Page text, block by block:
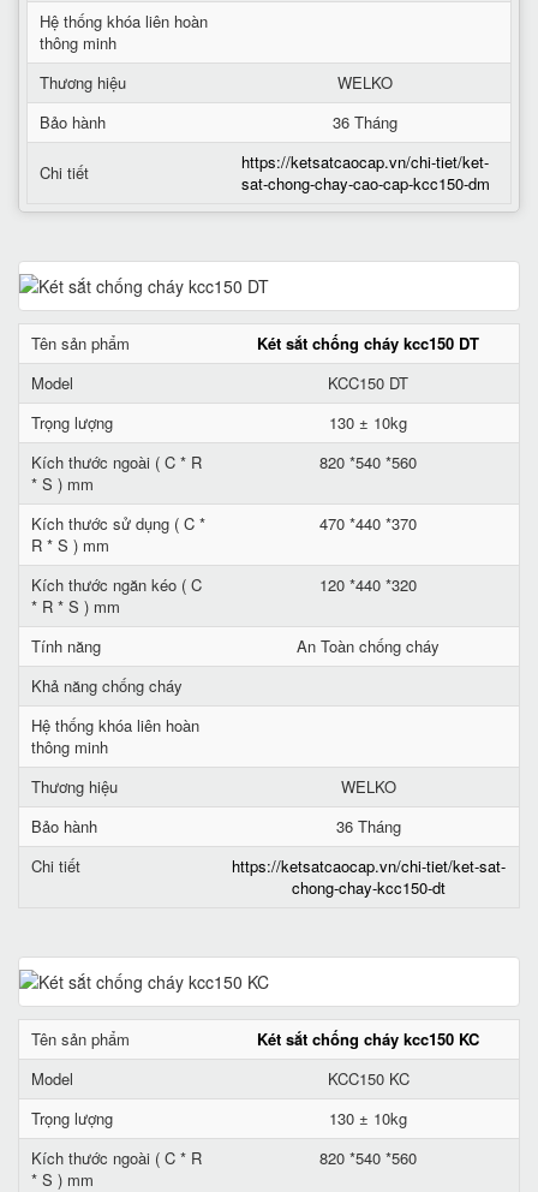
Hệ thống khóa liên hoàn
thông minh
Thương hiệu
WELKO
Bảo hành
36 Tháng
Chi tiết
https://ketsatcaocap.vn/chi-tiet/ket-
sat-chong-chay-cao-cap-kcc150-dm
Tên sản phẩm
Két sắt chống cháy kcc150 DT
Model
KCC150 DT
Trọng lượng
130 ± 10kg
Kích thước ngoài ( C * R
* S ) mm
820 *540 *560
Kích thước sử dụng ( C *
R * S ) mm
470 *440 *370
Kích thước ngăn kéo ( C
* R * S ) mm
120 *440 *320
Tính năng
An Toàn chống cháy
Khả năng chống cháy
Hệ thống khóa liên hoàn
thông minh
Thương hiệu
WELKO
Bảo hành
36 Tháng
Chi tiết
https://ketsatcaocap.vn/chi-tiet/ket-sat-
chong-chay-kcc150-dt
Tên sản phẩm
Két sắt chống cháy kcc150 KC
Model
KCC150 KC
Trọng lượng
130 ± 10kg
Kích thước ngoài ( C * R
* S ) mm
820 *540 *560